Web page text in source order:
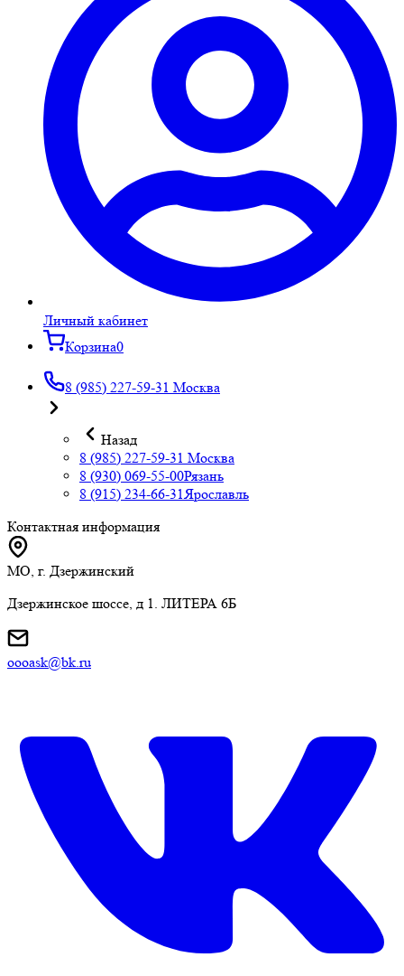
Личный кабинет
Корзина0
8 (985) 227-59-31 Москва
Назад
8 (985) 227-59-31 Москва
8 (930) 069-55-00Рязань
8 (915) 234-66-31Ярославль
Контактная информация
МО, г. Дзержинский
Дзержинское шоссе, д 1. ЛИТЕРА 6Б
oooask@bk.ru